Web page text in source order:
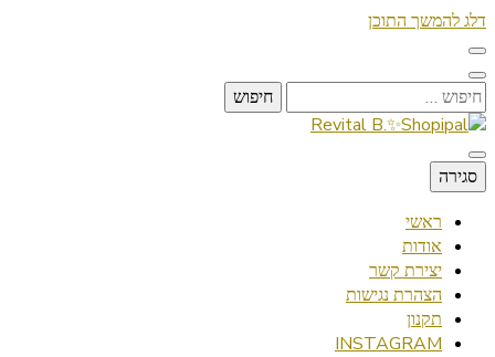
דלג להמשך התוכן
חיפוש:
Revital B.✨Shopipal
Lifestyle ✦ Beauty ✦ Vegan ✦ Travel
סגירה
ראשי
אודות
יצירת קשר
הצהרת נגישות
תקנון
INSTAGRAM